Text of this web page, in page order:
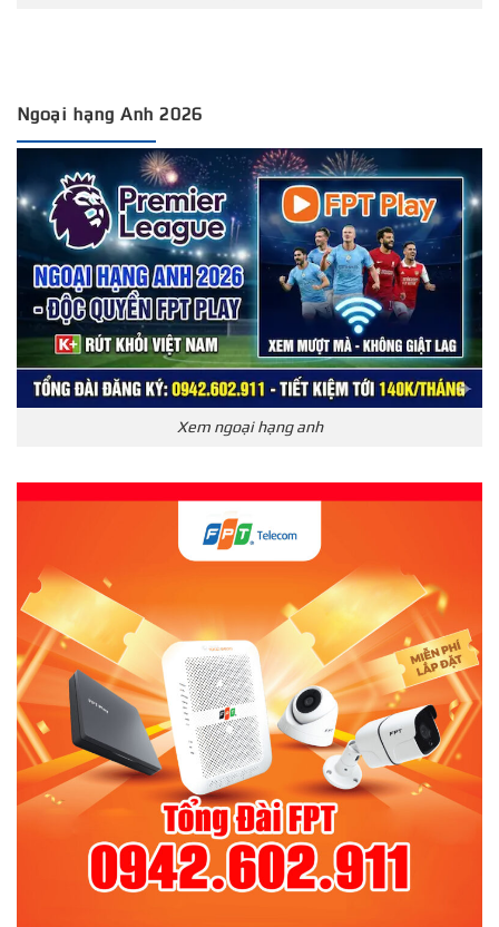
Ngoại hạng Anh 2026
Xem ngoại hạng anh